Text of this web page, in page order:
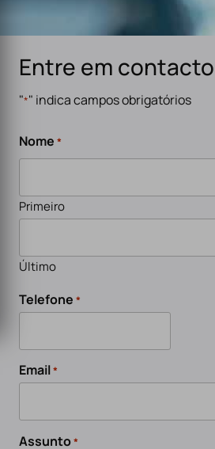
Entre em contacto
"*" indica campos obrigatórios
Nome *
Primeiro
Último
Telefone *
Email*
Assunto*